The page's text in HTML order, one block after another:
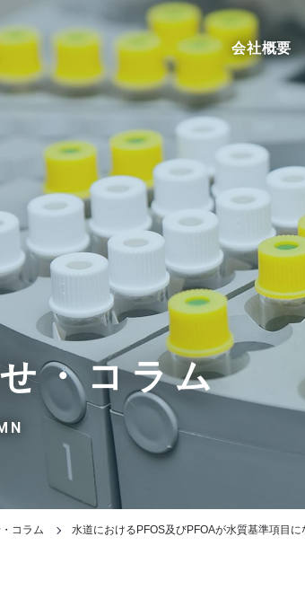
会社概要
水質調査 土壌汚染調査
作業環境測定 ア
・コラム
コラム 水道におけるPFOS及びPFOAが水質基準項目に